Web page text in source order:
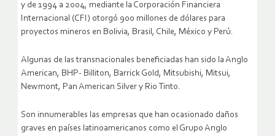
y de 1994 a 2004, mediante la Corporación Financiera
Internacional (CFI) otorgó 900 millones de dólares para
proyectos mineros en Bolivia, Brasil, Chile, México y Perú.
Algunas de las transnacionales beneficiadas han sido la Anglo
American, BHP- Billiton, Barrick Gold, Mitsubishi, Mitsui,
Newmont, Pan American Silver y Rio Tinto.
Son innumerables las empresas que han ocasionado daños
graves en países latinoamericanos como el Grupo Anglo